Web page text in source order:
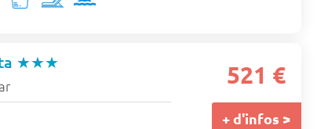
★★★ 521 €
+ d'infos >